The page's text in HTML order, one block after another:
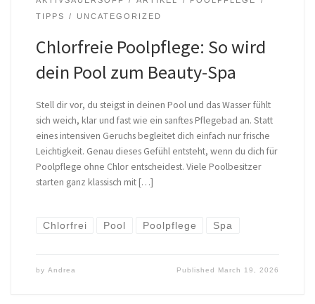
TIPPS
UNCATEGORIZED
Chlorfreie Poolpflege: So wird
dein Pool zum Beauty-Spa
Stell dir vor, du steigst in deinen Pool und das Wasser fühlt
sich weich, klar und fast wie ein sanftes Pflegebad an. Statt
eines intensiven Geruchs begleitet dich einfach nur frische
Leichtigkeit. Genau dieses Gefühl entsteht, wenn du dich für
Poolpflege ohne Chlor entscheidest. Viele Poolbesitzer
starten ganz klassisch mit […]
Chlorfrei Pool Poolpflege Spa
by Andrea Published March 19, 2026